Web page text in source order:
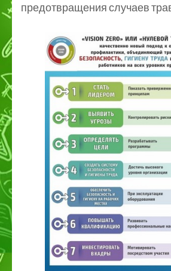
предотвращения случаев